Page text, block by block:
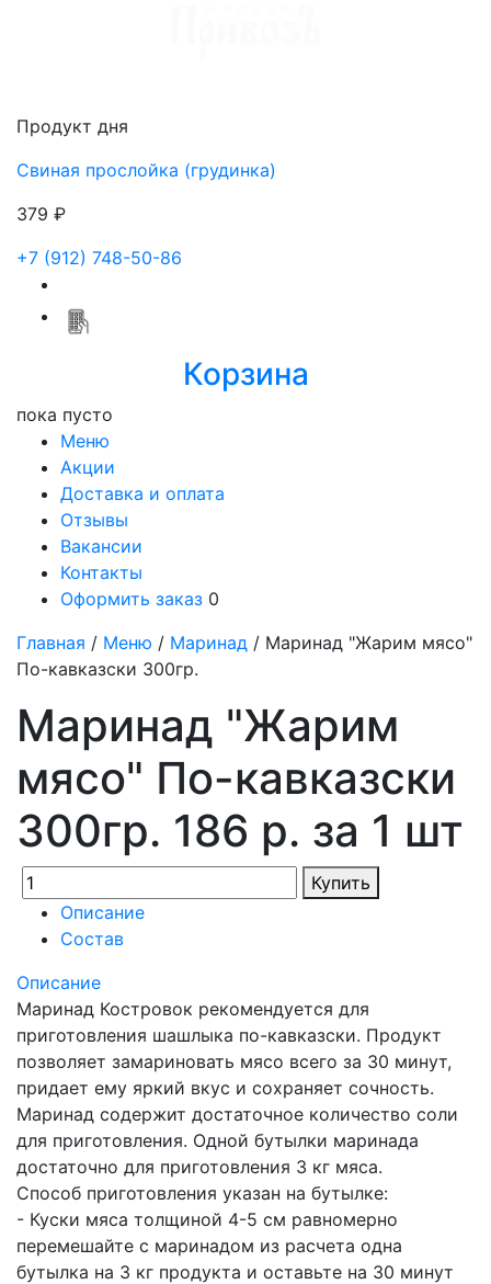
Продукт дня
Свиная прослойка (грудинка)
379 ₽
+7 (912) 748-50-86
Корзина
пока пусто
Меню
Акции
Доставка и оплата
Отзывы
Вакансии
Контакты
Оформить заказ 0
Главная / Меню / Маринад / Маринад "Жарим мясо"
По-кавказски 300гр.
Маринад "Жарим
мясо" По-кавказски
300гр. 186 р. за 1 шт
Купить
Описание
Состав
Описание
Маринад Костровок рекомендуется для
приготовления шашлыка по-кавказски. Продукт
позволяет замариновать мясо всего за 30 минут,
придает ему яркий вкус и сохраняет сочность.
Маринад содержит достаточное количество соли
для приготовления. Одной бутылки маринада
достаточно для приготовления 3 кг мяса.
Способ приготовления указан на бутылке:
- Куски мяса толщиной 4-5 см равномерно
перемешайте с маринадом из расчета одна
бутылка на 3 кг продукта и оставьте на 30 минут